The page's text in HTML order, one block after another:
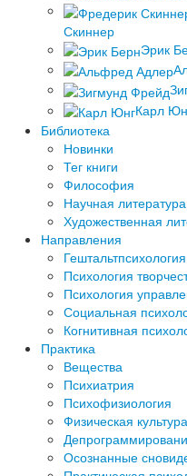
Скиннер
Эрик
Карл
Библиотека
Новинки
Тег книги
Философия
Научная литература
Художественная
Направления
Гештальтпсихология
Психология
Психология
Социальная
Когнитивная
Практика
Вещества
Психиатрия
Психофизиология
Физическая культура
Осознанные